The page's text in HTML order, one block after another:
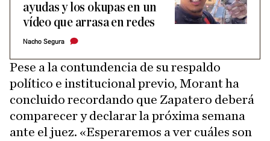
ayudas y los okupas en un
vídeo que arrasa en redes
Nacho Segura
Pese a la contundencia de su respaldo
político e institucional previo, Morant ha
concluido recordando que Zapatero deberá
comparecer y declarar la próxima semana
ante el juez. «Esperaremos a ver cuáles son